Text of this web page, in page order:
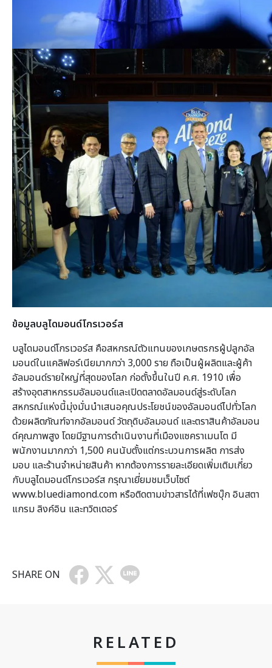
ข้อมูลบลูไดมอนด์โกรเวอร์ส
บลูไดมอนด์โกรเวอร์ส คือสหกรณ์ตัวแทนของเกษตรกรผู้ปลูกอัล
มอนด์ในแคลิฟอร์เนียมากกว่า 3,000 ราย ถือเป็นผู้ผลิตและผู้ค้า
อัลมอนด์รายใหญ่ที่สุดของโลก ก่อตั้งขึ้นในปี ค.ศ. 1910 เพื่อ
สร้างอุตสาหกรรมอัลมอนด์และเปิดตลาดอัลมอนด์สู่ระดับโลก
สหกรณ์แห่งนี้มุ่งมั่นนำเสนอคุณประโยชน์ของอัลมอนด์ไปทั่วโลก
ด้วยผลิตภัณฑ์จากอัลมอนด์ วัตถุดิบอัลมอนด์ และตราสินค้าอัลมอน
ด์คุณภาพสูง โดยมีฐานการดำเนินงานที่เมืองแซคราเมนโต มี
พนักงานมากกว่า 1,500 คนนับตั้งแต่กระบวนการผลิต การส่ง
มอบ และร้านจำหน่ายสินค้า หากต้องการรายละเอียดเพิ่มเติมเกี่ยว
กับบลูไดมอนด์โกรเวอร์ส กรุณาเยี่ยมชมเว็บไซต์
www.bluediamond.com หรือติดตามข่าวสารได้ที่เฟซบุ๊ก อินสตา
แกรม ลิงค์อิน และทวิตเตอร์
SHARE ON
RELATED